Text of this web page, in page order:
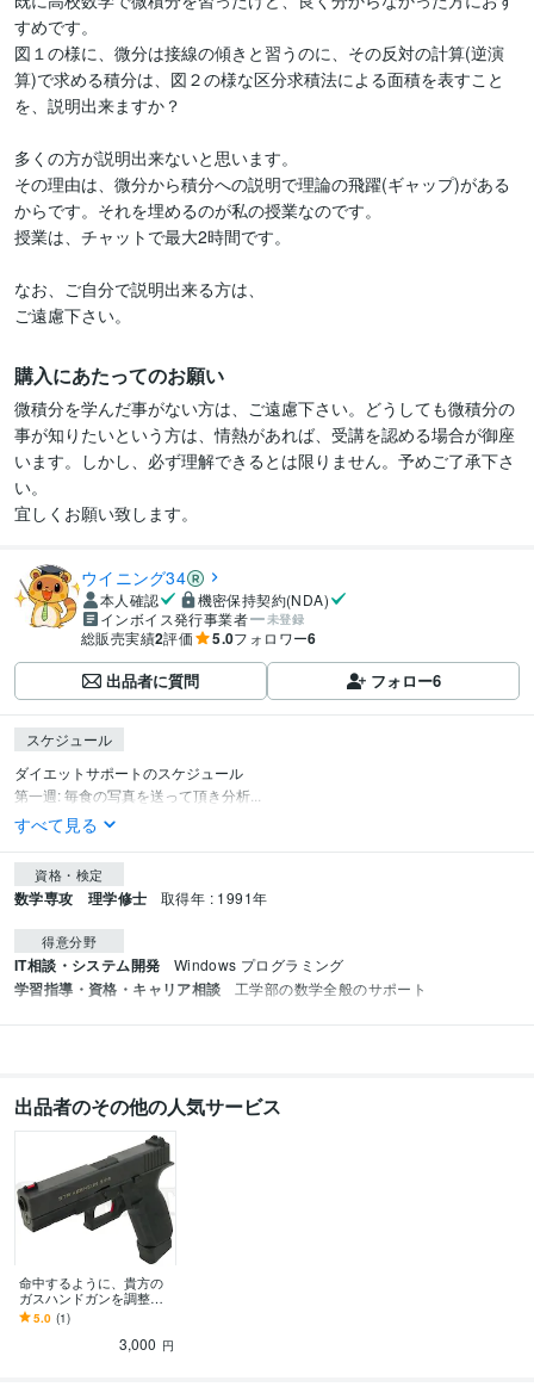
すめです。
図１の様に、微分は接線の傾きと習うのに、その反対の計算(逆演
算)で求める積分は、図２の様な区分求積法による面積を表すこと
を、説明出来ますか？
多くの方が説明出来ないと思います。
その理由は、微分から積分への説明で理論の飛躍(ギャップ)がある
からです。それを埋めるのが私の授業なのです。
授業は、チャットで最大2時間です。
なお、ご自分で説明出来る方は、
ご遠慮下さい。
購入にあたってのお願い
微積分を学んだ事がない方は、ご遠慮下さい。どうしても微積分の
事が知りたいという方は、情熱があれば、受講を認める場合が御座
います。しかし、必ず理解できるとは限りません。予めご了承下さ
い。
宜しくお願い致します。
ウイニング34
本人確認
機密保持契約(NDA)
インボイス発行事業者
未登録
総販売実績2評価 5.0フォロワー6
出品者に質問 フォロー6
スケジュール
ダイエットサポートのスケジュール
第一週: 毎食の写真を送って頂き分析...
すべて見る
資格・検定
数学専攻 理学修士 取得年 : 1991年
得意分野
IT相談・システム開発 Windows プログラミング
学習指導・資格・キャリア相談 工学部の数学全般のサポート
出品者のその他の人気サービス
命中するように、貴方の
ガスハンドガンを調整し
ます 10メートル先のター
ゲットが当たるようにゼ
5.0 (1)
3,000 円